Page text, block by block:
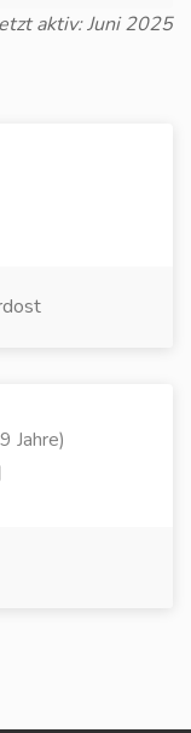
aktiv: Juni 2025
Jahre)